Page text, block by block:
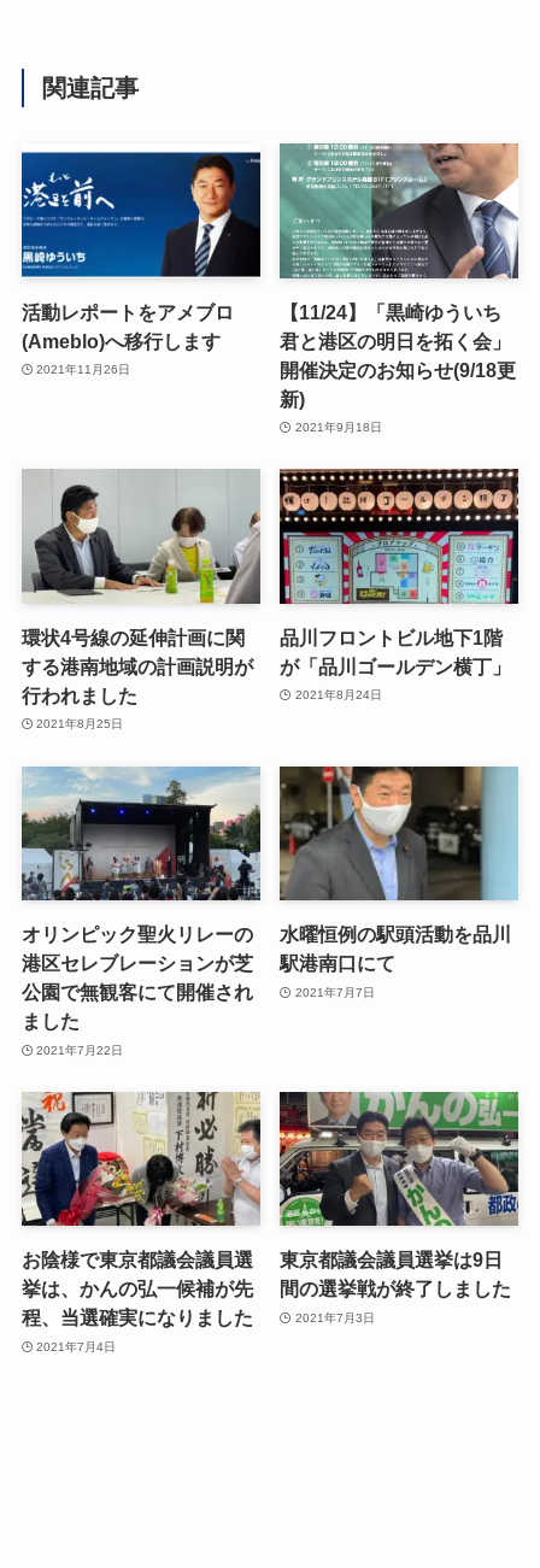
関連記事
活動レポートをアメブロ
(Ameblo)へ移行します
2021年11月26日
【11/24】「黒崎ゆういち
君と港区の明日を拓く会」
開催決定のお知らせ(9/18更
新)
2021年9月18日
環状4号線の延伸計画に関
する港南地域の計画説明が
行われました
2021年8月25日
品川フロントビル地下1階
が「品川ゴールデン横丁」
2021年8月24日
オリンピック聖火リレーの
港区セレブレーションが芝
公園で無観客にて開催され
ました
2021年7月22日
水曜恒例の駅頭活動を品川
駅港南口にて
2021年7月7日
お陰様で東京都議会議員選
挙は、かんの弘一候補が先
程、当選確実になりました
2021年7月4日
東京都議会議員選挙は9日
間の選挙戦が終了しました
2021年7月3日